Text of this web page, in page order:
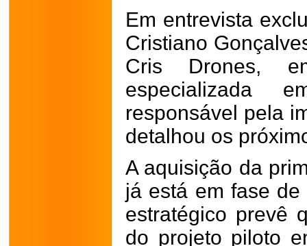
Em entrevista
Cristiano
Cris Drones,
especializada
responsável pela
detalhou os
A aquisição da
já está em fase
estratégico prevê
do projeto piloto